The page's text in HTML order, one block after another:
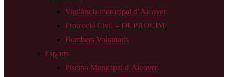
Vigilància municipal d’Alcover
Protecció Civil – DUPROCIM
Bombers Voluntaris
Esports
Piscina Municipal d’Alcover